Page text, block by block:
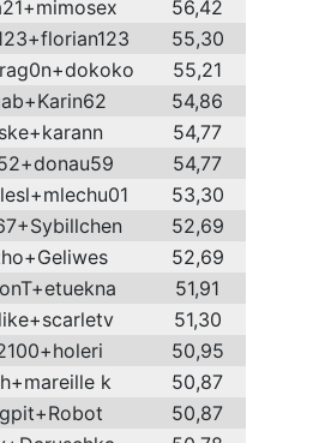
56,42
55,30
55,21
54,86
54,77
54,77
53,30
52,69
52,69
51,91
51,30
50,95
k
50,87
50,87